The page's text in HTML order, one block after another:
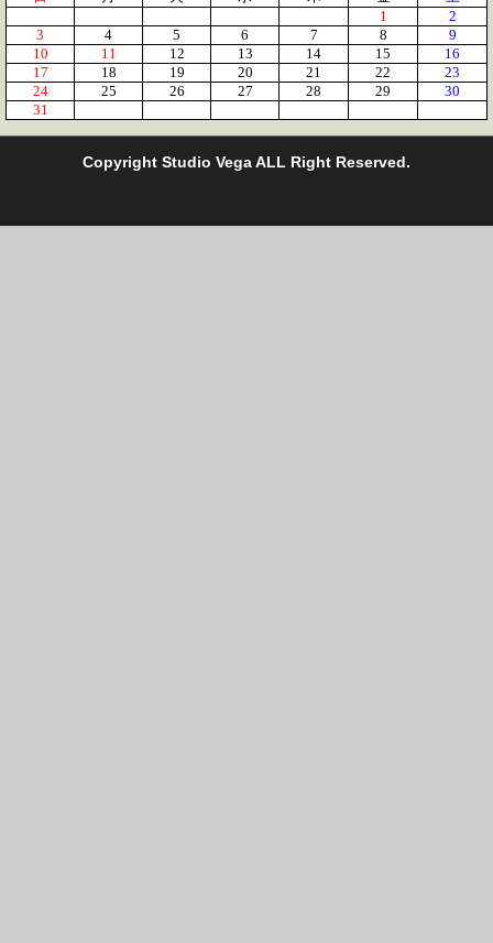
1
2
3
4 5 6 7 8
9
10
11 12 13 14 15
16
17
18 19 20 21 22
23
24
25 26 27 28 29
30
31
Copyright Studio Vega ALL Right Reserved.